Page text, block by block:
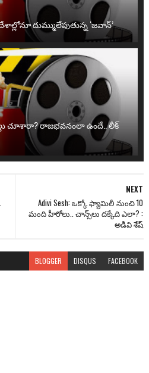
దుమ్ములేపుతున్న ‘జవాన్’
ఇల్లు చూశారా? రాజభవనంలా ఉందే.. లీక్
NEXT
Adivi Sesh: ఒక్కో ఫ్యామిలీ నుంచి 10
మంది హీరోలు.. చాన్స్‌లు దక్కేది ఎలా? :
అడివి శేష్
BLOGGER DISQUS FACEBOOK